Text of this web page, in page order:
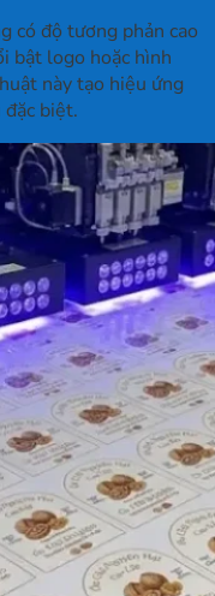
có độ tương phản cao
bật logo hoặc hình
này tạo hiệu ứng
biệt.